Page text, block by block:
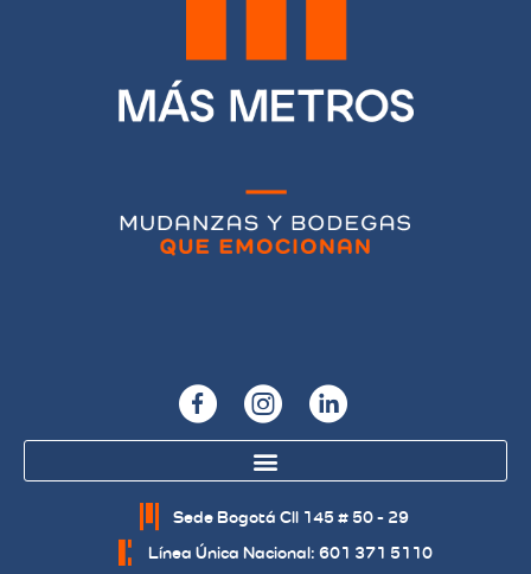
Sede Bogotá Cll 145 # 50 - 29
Línea Única Nacional: 601 371 5110